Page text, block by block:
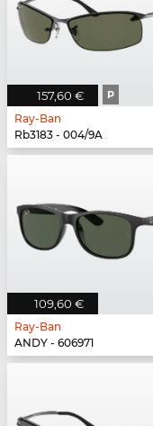
157,60 € P
Ray-Ban
Rb3183 - 004/9A
109,60 €
Ray-Ban
ANDY - 606971